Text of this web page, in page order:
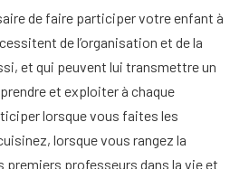
de faire participer votre enfant à
de l’organisation et de la
et qui peuvent lui transmettre un
et exploiter à chaque
lorsque vous faites les
lorsque vous rangez la
premiers professeurs dans la vie et